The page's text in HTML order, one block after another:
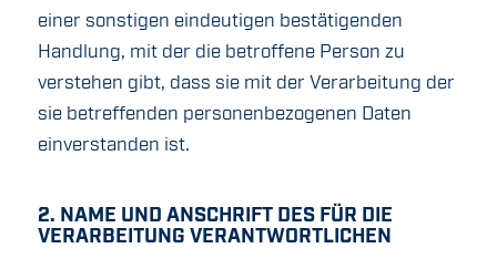
einer sonstigen eindeutigen bestätigenden
Handlung, mit der die betroffene Person zu
verstehen gibt, dass sie mit der Verarbeitung der
sie betreffenden personenbezogenen Daten
einverstanden ist.
2. NAME UND ANSCHRIFT DES FÜR DIE
VERARBEITUNG VERANTWORTLICHEN